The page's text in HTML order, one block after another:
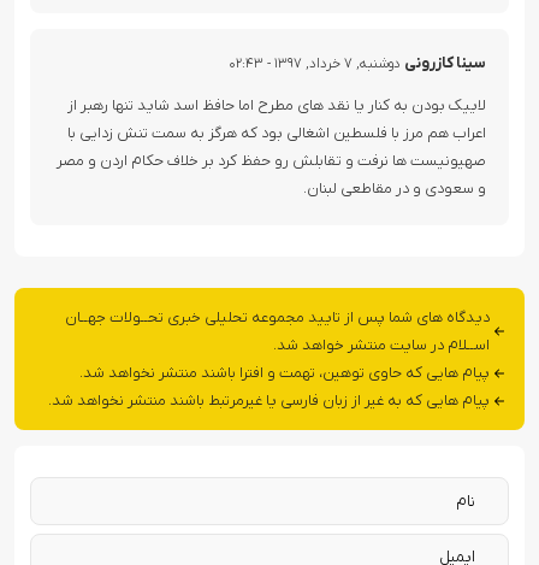
سینا کازرونی دوشنبه, ۷ خرداد, ۱۳۹۷ - ۰۲:۴۳
لاییک بودن به کنار یا نقد های مطرح اما حافظ اسد شاید تنها رهبر از
اعراب هم مرز با فلسطین اشغالی بود که هرگز به سمت تنش زدایی با
صهیونیست ها نرفت و تقابلش رو حفظ کرد بر خلاف حکام اردن و مصر
و سعودی و در مقاطعی لبنان.
دیدگاه های شما پس از تایید مجموعه تحلیلی خبری تحــولات جهــان
اســلام در سایت منتشر خواهد شد.
پیام هایی که حاوی توهین، تهمت و افترا باشند منتشر نخواهد شد.
پیام هایی که به غیر از زبان فارسی یا غیرمرتبط باشند منتشر نخواهد شد.